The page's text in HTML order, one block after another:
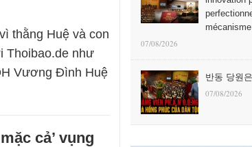
thằng Huệ và con
Thoibao.de như
Vương Đình Huệ
cả’ vụng
07/08/2026
반동 당원
07/08/2026